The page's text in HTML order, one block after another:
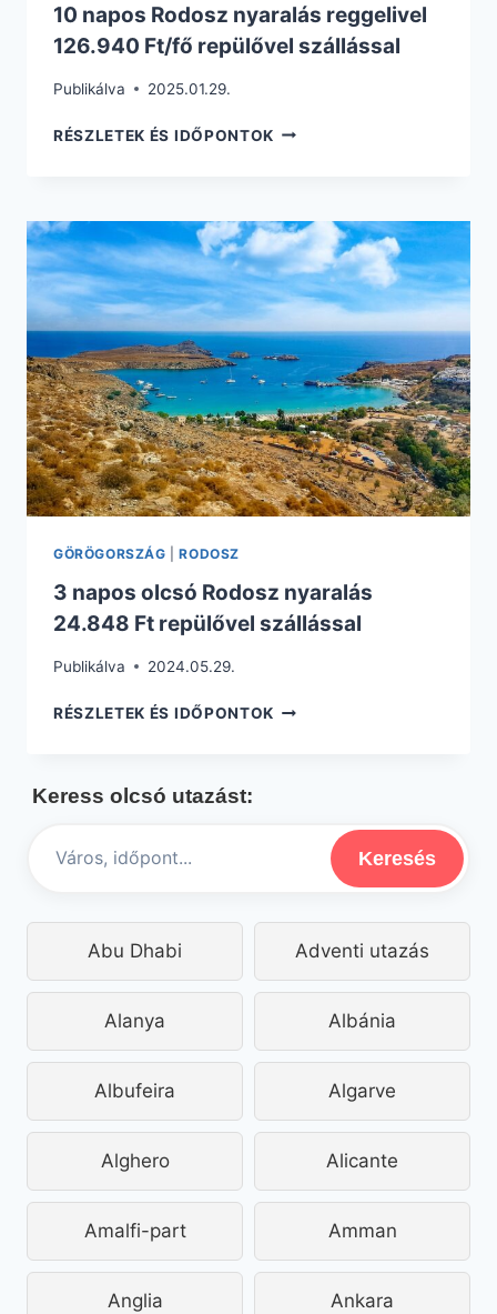
10 napos Rodosz nyaralás reggelivel
126.940 Ft/fő repülővel szállással
Publikálva 2025.01.29.
RÉSZLETEK ÉS IDŐPONTOK 10
REGGELIVEL
126.940
FT/FŐ
REPÜLŐVEL
SZÁLLÁSSAL
GÖRÖGORSZÁG |RODOSZ
3 napos olcsó Rodosz nyaralás
24.848 Ft repülővel szállással
Publikálva 2024.05.29.
RÉSZLETEK ÉS IDŐPONTOK 3
REPÜLŐVEL
Keress olcsó utazást:
Keresés
Abu Dhabi Adventi utazás
Alanya Albánia
Albufeira Algarve
Alghero Alicante
Amalfi-part Amman
Anglia Ankara